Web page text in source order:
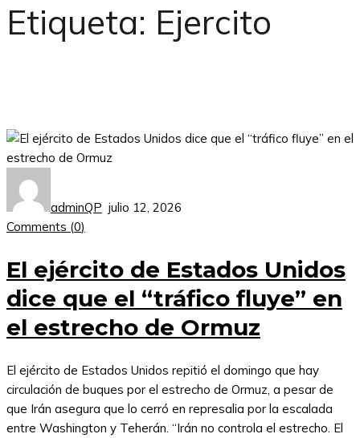
Etiqueta: Ejercito
adminQP julio 12, 2026
Comments (0)
El ejército de Estados Unidos
dice que el “tráfico fluye” en
el estrecho de Ormuz
El ejército de Estados Unidos repitió el domingo que hay
circulación de buques por el estrecho de Ormuz, a pesar de
que Irán asegura que lo cerró en represalia por la escalada
entre Washington y Teherán. “Irán no controla el estrecho. El